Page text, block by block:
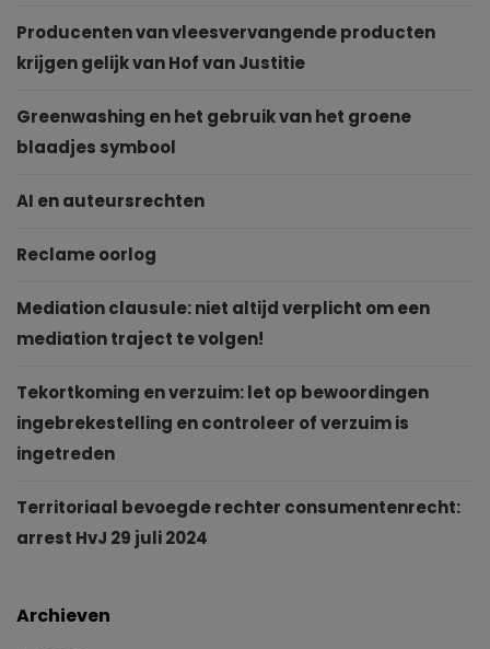
Producenten van vleesvervangende producten
krijgen gelijk van Hof van Justitie
Greenwashing en het gebruik van het groene
blaadjes symbool
AI en auteursrechten
Reclame oorlog
Mediation clausule: niet altijd verplicht om een
mediation traject te volgen!
Tekortkoming en verzuim: let op bewoordingen
ingebrekestelling en controleer of verzuim is
ingetreden
Territoriaal bevoegde rechter consumentenrecht:
arrest HvJ 29 juli 2024
Archieven